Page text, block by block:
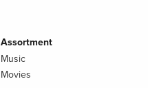
Assortment
Music
Movies